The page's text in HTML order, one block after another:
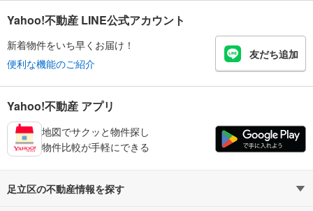
Yahoo!不動産 LINE公式アカウント
新着物件をいち早くお届け！
便利な機能のご紹介
友だち追加
Yahoo!不動産 アプリ
地図でサクッと物件探し
物件比較が手軽にできる
足立区の不動産情報を探す